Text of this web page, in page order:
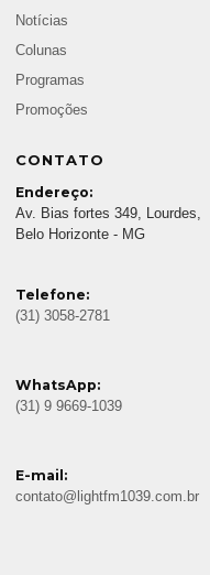
Notícias
Colunas
Programas
Promoções
CONTATO
Endereço:
Av. Bias fortes 349, Lourdes,
Belo Horizonte - MG
Telefone:
(31) 3058-2781
WhatsApp:
(31) 9 9669-1039
E-mail:
contato@lightfm1039.com.br